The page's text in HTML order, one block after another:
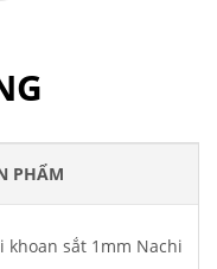
PHẨM
khoan sắt 1mm Nachi